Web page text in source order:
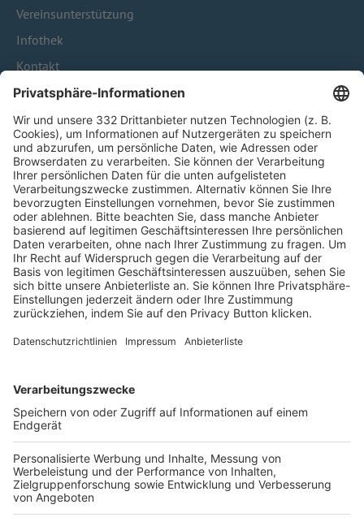
Vereinsunterstützung
Infothek
Kontakt
HÄUFIG BESUCHTE SEITEN
Pässe und Vereinswechsel
Trainerausbildung
Schulungsangebot Vereinsmitarbeiter
BFV-Geschäftsstellen
Trainerbörse
Login SpielPlus
FOLGE DEM BFV
TOP-VEREINE
TOP-PARTNER